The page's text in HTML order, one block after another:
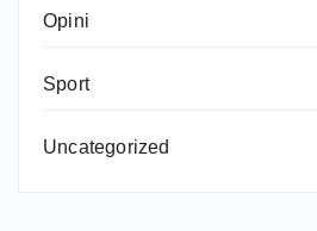
Opini
Sport
Uncategorized